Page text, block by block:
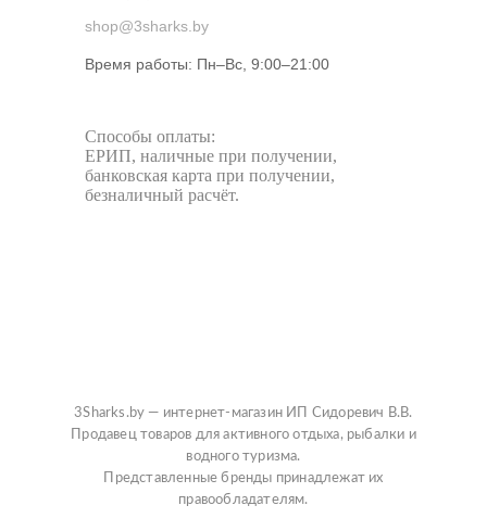
shop@3sharks.by
Время работы: Пн–Вс, 9:00–21:00​
Способы оплаты:
ЕРИП, наличные при получении,
банковская карта при получении,
безналичный расчёт.
3Sharks.by — интернет-магазин ИП Сидоревич В.В.
Продавец товаров для активного отдыха, рыбалки и
водного туризма.
Представленные бренды принадлежат их
правообладателям.